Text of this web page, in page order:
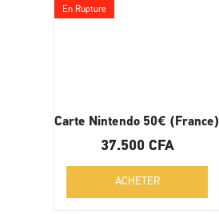
Carte Nintendo 50€ (France)
En Rupture
37.500 CFA
ACHETER